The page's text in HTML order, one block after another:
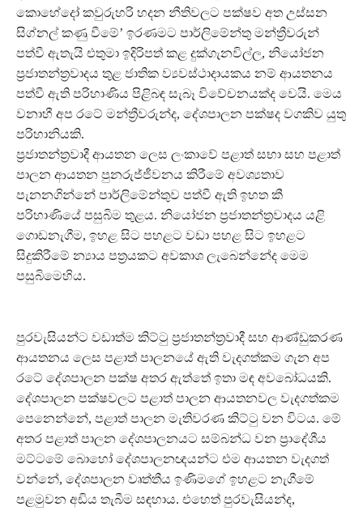
කොහේදෝ කවුරුහරි හදන නීතිවලට පක්ෂව අත උස්සන
සිග්නල් කණු වීමේ’ ඉරණමට පාර්ලිමේන්තු මන්ත්‍රීවරුන්
පත්වී ඇතැයි එතුමා ඉදිරිපත් කළ දුක්ගැනවිල්ල, නියෝජන
ප්‍රජාතන්ත්‍රවාදය තුළ ජාතික ව්‍යවස්ථාදායකය නම් ආයතනය
පත්වී ඇති පරිහාණිය පිළිබඳ සැබෑ විවේචනයක්ද වෙයි. මෙය
වනාහී අප රටේ මන්ත්‍රීවරුන්ද, දේශපාලන පක්ෂද වගකිව යුතු
පරිහානියකි.
ප්‍රජාතන්ත්‍රවාදී ආයතන ලෙස ලංකාවේ පළාත් සභා සහ පළාත්
පාලන ආයතන පුනරුජ්ජීවනය කිරීමේ අවශ්‍යතාව
පැනනගින්නේ පාර්ලිමේන්තුව පත්වී ඇති ඉහත කී
පරිහාණියේ පසුබිම තුළය. නියෝජන ප්‍රජාතන්ත්‍රවාදය යළි
ගොඩනැගීම, ඉහළ සිට පහළට වඩා පහළ සිට ඉහළට
සිදුකිරීමේ න්‍යාය පත්‍රයකට අවකාශ ලැබෙන්නේද මෙම
පසුබිමෙහිය.
පුරවැසියන්ට වඩාත්ම කිට්ටු ප්‍රජාතන්ත්‍රවාදී සහ ආණ්ඩුකරණ
ආයතනය ලෙස පළාත් පාලනයේ ඇති වැදගත්කම ගැන අප
රටේ දේශපාලන පක්ෂ අතර ඇත්තේ ඉතා මඳ අවබෝධයකි.
දේශපාලන පක්ෂවලට පළාත් පාලන ආයතනවල වැදගත්කම
පෙනෙන්නේ, පළාත් පාලන මැතිවරණ කිට්ටු වන විටය. මේ
අතර පළාත් පාලන දේශපාලනයට සම්බන්ධ වන ප්‍රාදේශීය
මට්ටමේ බොහෝ දේශපාලනඥයන්ට එම ආයතන වැදගත්
වන්නේ, දේශපාලන වෘත්තීය ඉණිමගේ ඉහළට නැගීමේ
පළමුවන අඩිය තැබීම සඳහාය. එහෙත් පුරවැසියන්ද,